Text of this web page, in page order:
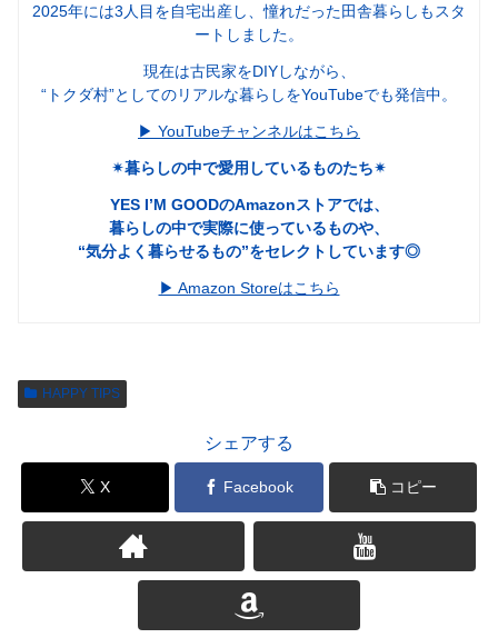
2025年には3人目を自宅出産し、憧れだった田舎暮らしもスタ
ートしました。
現在は古民家をDIYしながら、
“トクダ村”としてのリアルな暮らしをYouTubeでも発信中。
▶︎ YouTubeチャンネルはこちら
✴︎暮らしの中で愛用しているものたち✴︎
YES I’M GOODのAmazonストアでは、
暮らしの中で実際に使っているものや、
“気分よく暮らせるもの”をセレクトしています◎
▶︎ Amazon Storeはこちら
HAPPY TIPS
シェアする
X Facebook コピー